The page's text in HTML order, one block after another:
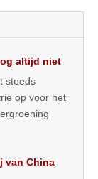
altijd niet
steeds
op voor het
van China